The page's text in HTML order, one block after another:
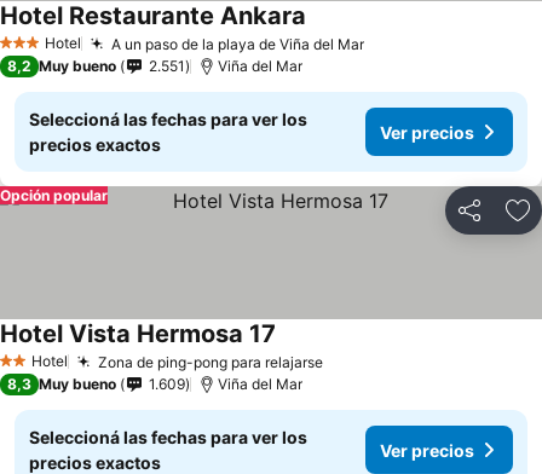
3 Estrellas
Hotel A un paso de la playa de Viña del Mar
Hotel Restaurante Ankara
8,2 Muy bueno 2.551 Viña del Mar
Seleccioná las fechas para ver los
precios exactos
Ver precios
Compartir
Opción popular
2 Estrellas
Hotel Zona de ping-pong para relajarse
Hotel Vista Hermosa 17
8,3 Muy bueno 1.609 Viña del Mar
Seleccioná las fechas para ver los
precios exactos
Ver precios